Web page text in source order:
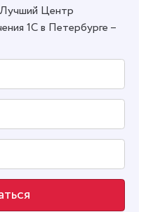
Центр
1С в Петербурге –